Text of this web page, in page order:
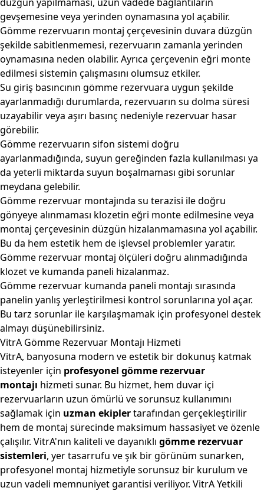
gevşemesine veya yerinden oynamasına yol açabilir.
Gömme rezervuarın montaj çerçevesinin duvara düzgün
şekilde sabitlenmemesi, rezervuarın zamanla yerinden
oynamasına neden olabilir. Ayrıca çerçevenin eğri monte
edilmesi sistemin çalışmasını olumsuz etkiler.
Su giriş basıncının gömme rezervuara uygun şekilde
ayarlanmadığı durumlarda, rezervuarın su dolma süresi
uzayabilir veya aşırı basınç nedeniyle rezervuar hasar
görebilir.
Gömme rezervuarın sifon sistemi doğru
ayarlanmadığında, suyun gereğinden fazla kullanılması ya
da yeterli miktarda suyun boşalmaması gibi sorunlar
meydana gelebilir.
Gömme rezervuar montajında su terazisi ile doğru
gönyeye alınmaması klozetin eğri monte edilmesine veya
montaj çerçevesinin düzgün hizalanmamasına yol açabilir.
Bu da hem estetik hem de işlevsel problemler yaratır.
Gömme rezervuar montaj ölçüleri doğru alınmadığında
klozet ve kumanda paneli hizalanmaz.
Gömme rezervuar kumanda paneli montajı sırasında
panelin yanlış yerleştirilmesi kontrol sorunlarına yol açar.
Bu tarz sorunlar ile karşılaşmamak için profesyonel destek
almayı düşünebilirsiniz.
VitrA Gömme Rezervuar Montajı Hizmeti
VitrA, banyosuna modern ve estetik bir dokunuş katmak
isteyenler için profesyonel gömme rezervuar
montajı hizmeti sunar. Bu hizmet, hem duvar içi
rezervuarların uzun ömürlü ve sorunsuz kullanımını
sağlamak için uzman ekiplertarafından gerçekleştirilir
hem de montaj sürecinde maksimum hassasiyet ve özenle
çalışılır. VitrA'nın kaliteli ve dayanıklı gömme rezervuar
sistemleri, yer tasarrufu ve şık bir görünüm sunarken,
profesyonel montaj hizmetiyle sorunsuz bir kurulum ve
uzun vadeli memnuniyet garantisi veriliyor. VitrA Yetkili